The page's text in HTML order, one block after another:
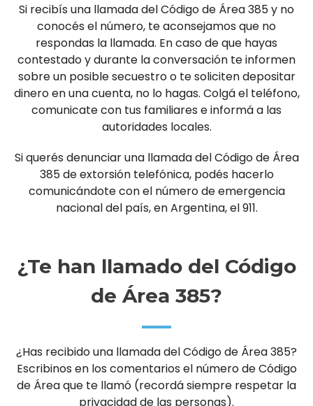
Si recibís una llamada del Código de Área 385 y no
conocés el número, te aconsejamos que no
respondas la llamada. En caso de que hayas
contestado y durante la conversación te informen
sobre un posible secuestro o te soliciten depositar
dinero en una cuenta, no lo hagas. Colgá el teléfono,
comunicate con tus familiares e informá a las
autoridades locales.
Si querés denunciar una llamada del Código de Área
385 de extorsión telefónica, podés hacerlo
comunicándote con el número de emergencia
nacional del país, en Argentina, el 911.
¿Te han llamado del Código
de Área 385?
¿Has recibido una llamada del Código de Área 385?
Escribinos en los comentarios el número de Código
de Área que te llamó (recordá siempre respetar la
privacidad de las personas).